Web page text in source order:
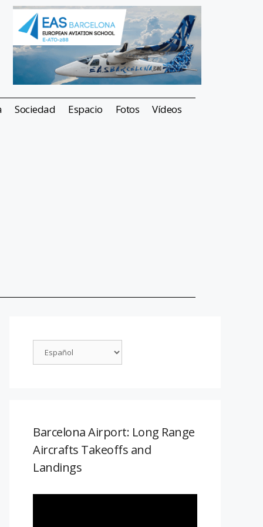
Sociedad Espacio Fotos Vídeos
Barcelona Airport: Long Range
Aircrafts Takeoffs and
Landings